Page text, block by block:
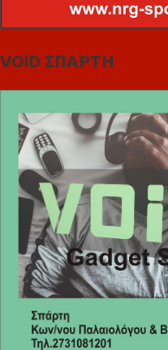
VOiD ΣΠΑΡΤΗ